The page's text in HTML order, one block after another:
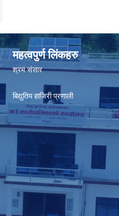
महत्वपुर्ण लिंकहरु
श्रम संसार
बिद्युतिय हाजिरी प्रणाली